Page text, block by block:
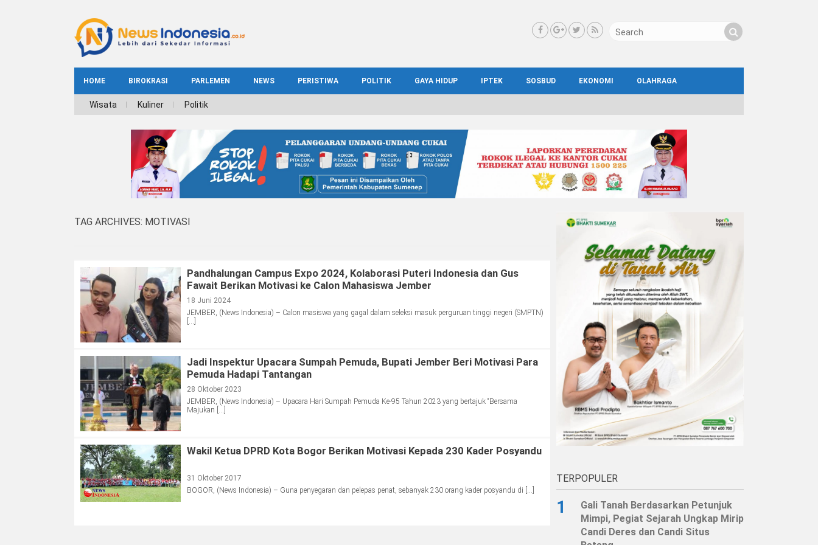
HOME BIROKRASI PARLEMEN NEWS PERISTIWA POLITIK GAYA HIDUP IPTEK SOSBUD EKONOMI OLAHRAGA
INDEKS BIROKRASI
Wisata Kuliner Politik
TAG ARCHIVES: MOTIVASI
Pandhalungan Campus Expo 2024, Kolaborasi Puteri Indonesia dan Gus
Fawait Berikan Motivasi ke Calon Mahasiswa Jember
18 Juni 2024
JEMBER, (News Indonesia) – Calon masiswa yang gagal dalam seleksi masuk perguruan tinggi negeri (SMPTN)
[…]
Jadi Inspektur Upacara Sumpah Pemuda, Bupati Jember Beri Motivasi Para
Pemuda Hadapi Tantangan
28 Oktober 2023
JEMBER, (News Indonesia) – Upacara Hari Sumpah Pemuda Ke-95 Tahun 2023 yang bertajuk “Bersama
Majukan […]
Wakil Ketua DPRD Kota Bogor Berikan Motivasi Kepada 230 Kader Posyandu
31 Oktober 2017
BOGOR, (News Indonesia) – Guna penyegaran dan pelepas penat, sebanyak 230 orang kader posyandu di […]
TERPOPULER
1
Gali Tanah Berdasarkan Petunjuk
Mimpi, Pegiat Sejarah Ungkap Mirip
Candi Deres dan Candi Situs